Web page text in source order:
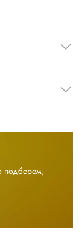
подберем,